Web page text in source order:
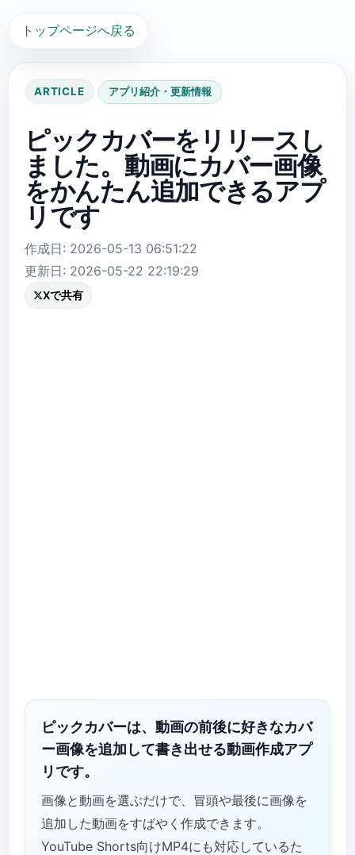
トップページへ戻る
ARTICLE アプリ紹介・更新情報
ピックカバーをリリースし
ました。動画にカバー画像
をかんたん追加できるアプ
リです
作成日: 2026-05-13 06:51:22
更新日: 2026-05-22 22:19:29
Xで共有
ピックカバーは、動画の前後に好きなカバ
ー画像を追加して書き出せる動画作成アプ
リです。
画像と動画を選ぶだけで、冒頭や最後に画像を
追加した動画をすばやく作成できます。
YouTube Shorts向けMP4にも対応しているた